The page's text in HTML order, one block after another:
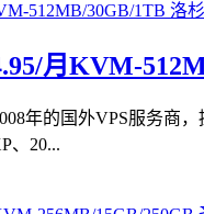
月KVM-
年的国外VPS服务商
、20...